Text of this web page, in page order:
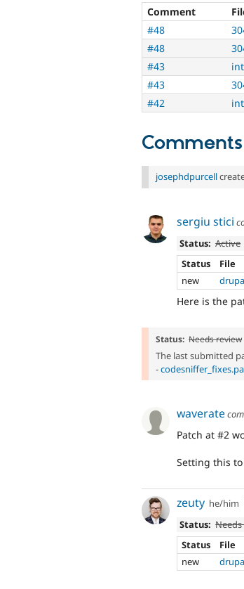
Comment
#48
#48
#43
#43
#42
Comments
josephdpurcell
sergiu stici
Status: Active
Status
File
new
Here is the
Status: Needs review
The last submitted
-
waverate
Patch at #2
Setting this
zeuty he/him
Status:
Status
File
new